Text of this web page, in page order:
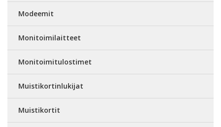
Modeemit
Monitoimilaitteet
Monitoimitulostimet
Muistikortinlukijat
Muistikortit